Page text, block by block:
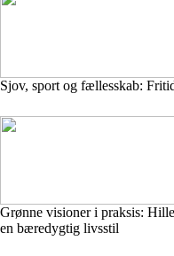
Sjov, sport og fællesskab:
Grønne visioner i praksis:
en bæredygtig livsstil